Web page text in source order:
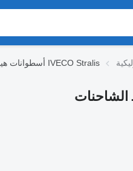
أسطوانات هيدروليكية IVECO Stralis